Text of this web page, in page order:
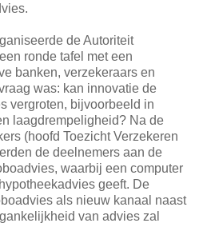
de Autoriteit
ronde tafel met een
banken, verzekeraars en
was: kan innovatie de
vergroten, bijvoorbeeld in
laagdrempeligheid? Na de
(hoofd Toezicht Verzekeren
de deelnemers aan de
waarbij een computer
geeft. De
als nieuw kanaal naast
van advies zal